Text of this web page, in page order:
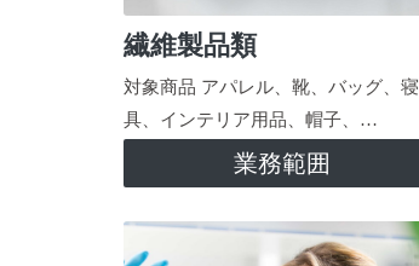
繊維製品類
対象商品 アパレル、靴、バッグ、寝
具、インテリア用品、帽子、…
業務範囲